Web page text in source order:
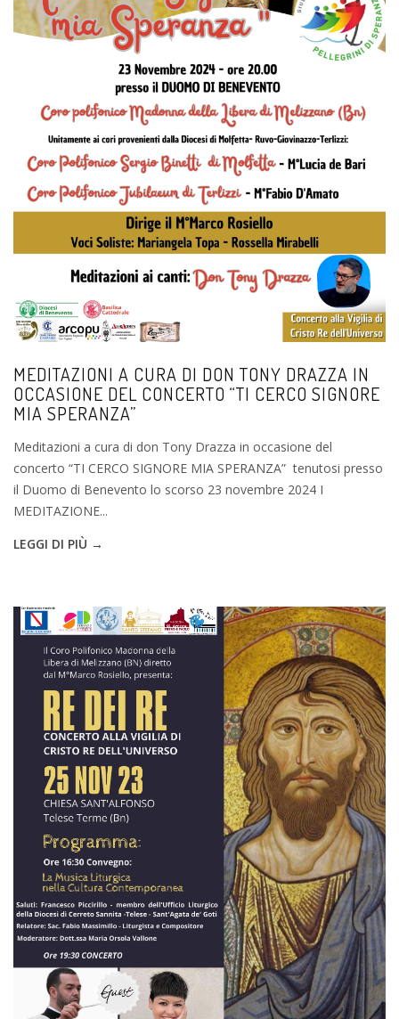
MEDITAZIONI A CURA DI DON TONY DRAZZA IN
OCCASIONE DEL CONCERTO “TI CERCO SIGNORE
MIA SPERANZA”
Meditazioni a cura di don Tony Drazza in occasione del
concerto “TI CERCO SIGNORE MIA SPERANZA” tenutosi presso
il Duomo di Benevento lo scorso 23 novembre 2024 I
MEDITAZIONE...
LEGGI DI PIÙ →